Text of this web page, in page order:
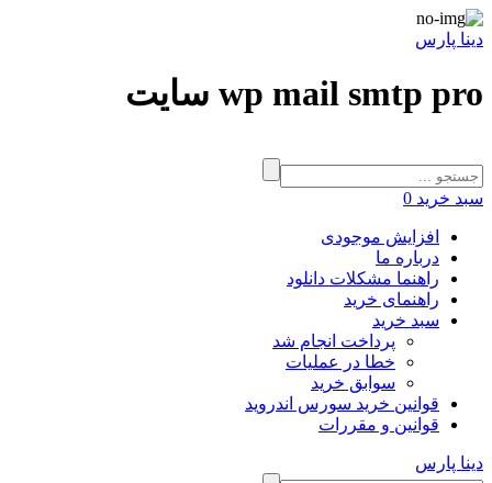
دینا پارس
wp mail smtp pro سایت
سبد خرید 0
افزایش موجودی
درباره ما
راهنما مشکلات دانلود
راهنمای خرید
سبد خرید
پرداخت انجام شد
خطا در عملیات
سوابق خرید
قوانین خرید سورس اندروید
قوانین و مقررات
دینا پارس